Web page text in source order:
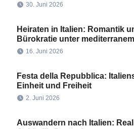
30. Juni 2026
Heiraten in Italien: Romantik
Bürokratie unter
16. Juni 2026
Festa della Repubblica:
Einheit und Freiheit
2. Juni 2026
Auswandern nach Italien: